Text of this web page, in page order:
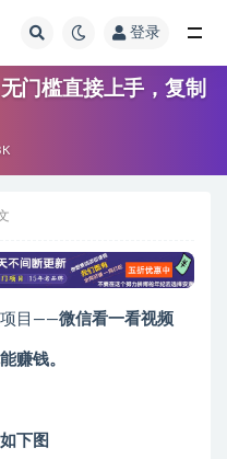
登录
门槛直接上手，复制
项目——微信看一看视频
赚钱。
下图